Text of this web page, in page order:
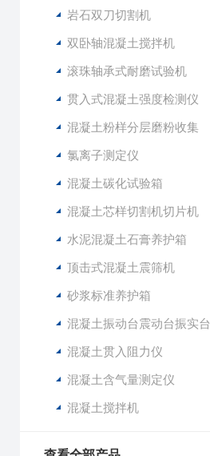
岩石双刀切割机
双卧轴混凝土搅拌机
滚珠轴承式耐磨试验机
贯入式混凝土强度检测仪
混凝土粉样分层磨粉收集
氯离子测定仪
混凝土碳化试验箱
混凝土芯样切割机切片机
水泥混凝土石膏养护箱
顶击式混凝土震筛机
砂浆标准养护箱
混凝土振动台震动台振实台
混凝土贯入阻力仪
混凝土含气量测定仪
混凝土搅拌机